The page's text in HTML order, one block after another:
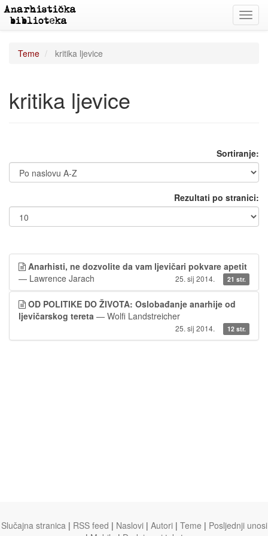
Teme kritika ljevice
kritika ljevice
Sortiranje:
Rezultati po stranici:
Anarhisti, ne dozvolite da vam ljevičari pokvare apetit
— Lawrence Jarach
25. sij 2014. 21 str.
OD POLITIKE DO ŽIVOTA: Oslobađanje anarhije od
ljevičarskog tereta — Wolfi Landstreicher
25. sij 2014. 12 str.
Slučajna stranica | RSS feed | Naslovi | Autori | Teme | Posljednji unosi